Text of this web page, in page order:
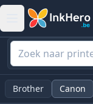
Brother Canon